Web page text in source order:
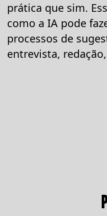
prática que sim.
como a IA pode
processos de
entrevista,